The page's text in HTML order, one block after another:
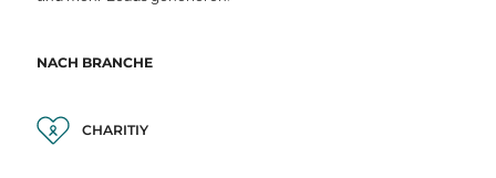
NACH BRANCHE
CHARITIY